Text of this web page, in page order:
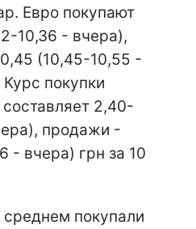
Евро покупают
10,36 - вчера),
(10,45-10,55 -
покупки
2,40-
продажи -
- вчера) грн за 10
покупали